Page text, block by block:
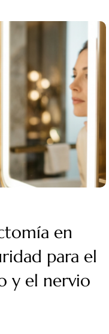
en
para el
y el nervio